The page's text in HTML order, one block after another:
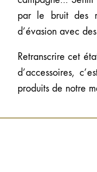
par le bruit des
d’évasion avec
Retranscrire cet
d’accessoires,
produits de notre